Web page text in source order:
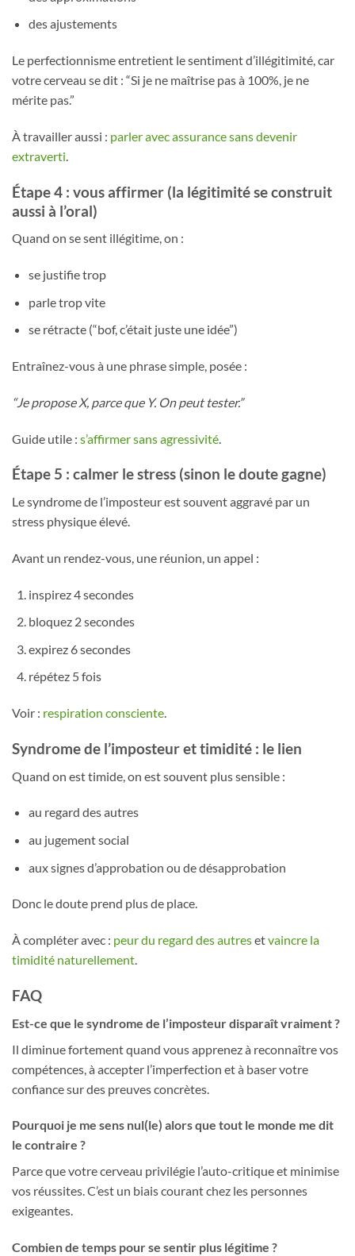
des ajustements
Le perfectionnisme entretient le sentiment d’illégitimité, car
votre cerveau se dit : “Si je ne maîtrise pas à 100%, je ne
mérite pas.”
À travailler aussi : parler avec assurance sans devenir
extraverti.
Étape 4 : vous affirmer (la légitimité se construit
aussi à l’oral)
Quand on se sent illégitime, on :
se justifie trop
parle trop vite
se rétracte (“bof, c’était juste une idée”)
Entraînez-vous à une phrase simple, posée :
“Je propose X, parce que Y. On peut tester.”
Guide utile : s’affirmer sans agressivité
Étape 5 : calmer le stress (sinon le doute gagne)
Le syndrome de l’imposteur est souvent aggravé par un
stress physique élevé.
Avant un rendez-vous, une réunion, un appel :
inspirez 4 secondes
bloquez 2 secondes
expirez 6 secondes
répétez 5 fois
Voir : respiration consciente.
Syndrome de l’imposteur et timidité : le lien
Quand on est timide, on est souvent plus sensible :
au regard des autres
au jugement social
aux signes d’approbation ou de désapprobation
Donc le doute prend plus de place.
À compléter avec : peur du regard des autresetvaincre la
timidité naturellement.
FAQ
Est-ce que le syndrome de l’imposteur disparaît vraiment ?
Il diminue fortement quand vous apprenez à reconnaître vos
compétences, à accepter l’imperfection et à baser votre
confiance sur des preuves concrètes.
Pourquoi je me sens nul(le) alors que tout le monde me dit
le contraire ?
Parce que votre cerveau privilégie l’auto-critique et minimise
vos réussites. C’est un biais courant chez les personnes
exigeantes.
Combien de temps pour se sentir plus légitime ?